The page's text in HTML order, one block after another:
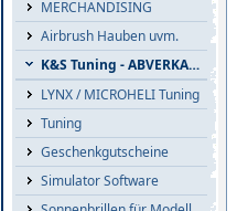
MERCHANDISING
Airbrush Hauben uvm.
K&S Tuning - ABVERKAUF
LYNX / MICROHELI Tuning
Tuning
Geschenkgutscheine
Simulator Software